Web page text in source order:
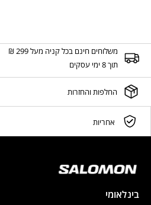
משלוחים חינם בכל קניה מעל 299 ₪
תוך 8 ימי עסקים
החלפות והחזרות
אחריות
בינלאומי